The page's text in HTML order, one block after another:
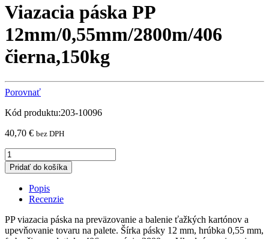
Viazacia páska PP
12mm/0,55mm/2800m/406
čierna,150kg
Porovnať
Kód produktu:203-10096
40,70 € bez DPH
Viazacia
páska
PP
12mm/0,55mm/2800m/406
čierna,150kg
quantity
Pridať do košíka
Popis
Recenzie
PP viazacia páska na preväzovanie a balenie ťažkých kartónov a
upevňovanie tovaru na palete. Šírka pásky 12 mm, hrúbka 0,55 mm,